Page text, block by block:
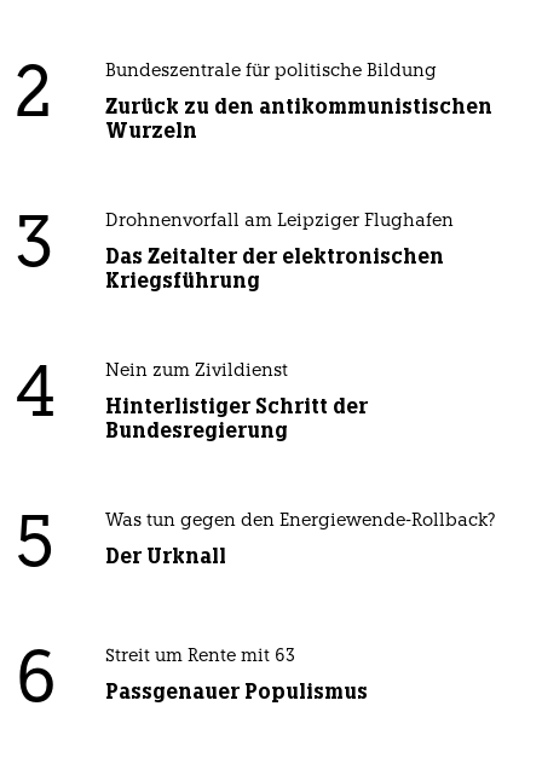
2 Bundeszentrale für politische Bildung
Zurück zu den antikommunistischen
Wurzeln
3 Drohnenvorfall am Leipziger Flughafen
Das Zeitalter der elektronischen
Kriegsführung
4 Nein zum Zivildienst
Hinterlistiger Schritt der
Bundesregierung
5 Was tun gegen den Energiewende-Rollback?
Der Urknall
6 Streit um Rente mit 63
Passgenauer Populismus